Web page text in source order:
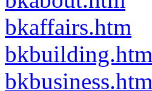
bkaffairs.htm
bkbuilding.htm
bkbusiness.htm